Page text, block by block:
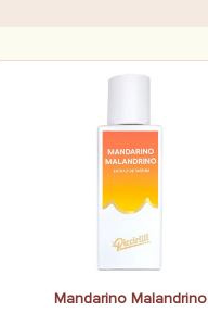
Mandarino Malandrino